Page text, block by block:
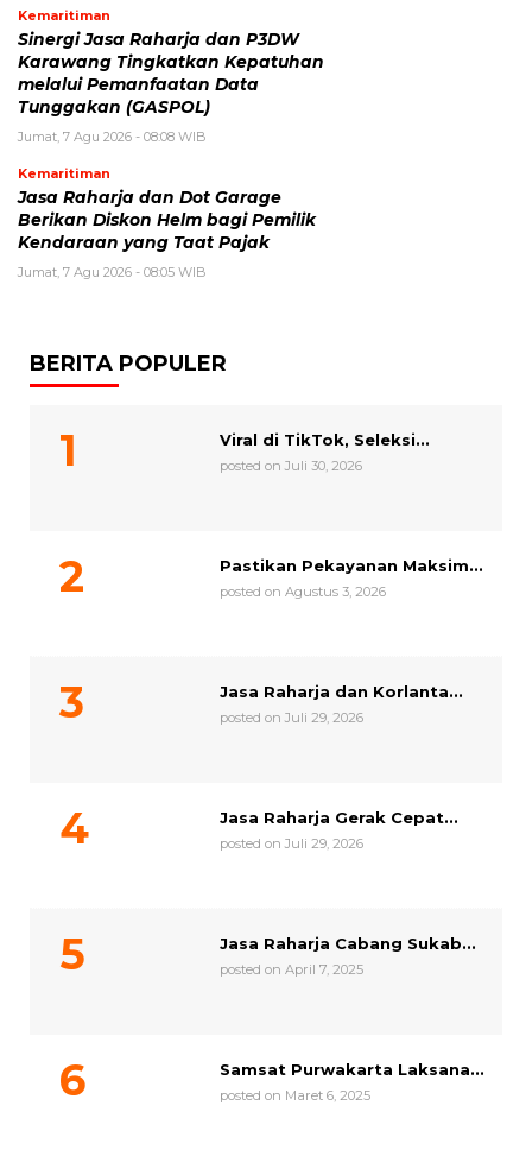
Kemaritiman
Sinergi Jasa Raharja dan P3DW
Karawang Tingkatkan Kepatuhan
melalui Pemanfaatan Data
Tunggakan (GASPOL)
Jumat, 7 Agu 2026 - 08:08 WIB
Kemaritiman
Jasa Raharja dan Dot Garage
Berikan Diskon Helm bagi Pemilik
Kendaraan yang Taat Pajak
Jumat, 7 Agu 2026 - 08:05 WIB
BERITA POPULER
Viral di TikTok, Seleksi...
posted on Juli 30, 2026
Pastikan Pekayanan Maksim...
posted on Agustus 3, 2026
Jasa Raharja dan Korlanta...
posted on Juli 29, 2026
Jasa Raharja Gerak Cepat...
posted on Juli 29, 2026
Jasa Raharja Cabang Sukab...
posted on April 7, 2025
Samsat Purwakarta Laksana...
posted on Maret 6, 2025